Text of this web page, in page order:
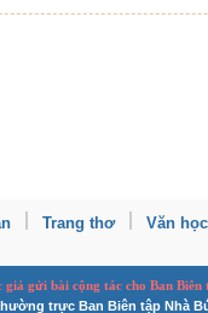
Trang thơ Văn
giả gửi bài cộng táccho Ban Biên
trực Ban Biên tập Nhà